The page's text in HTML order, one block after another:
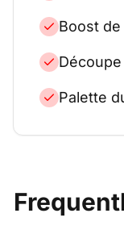
Boost
Palette